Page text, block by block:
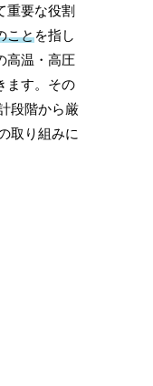
重要な役割
ことを指し
高温・高圧
ます。その
段階から厳
取り組みに